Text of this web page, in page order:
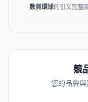
數貝環球的引文完整
競
您的品牌